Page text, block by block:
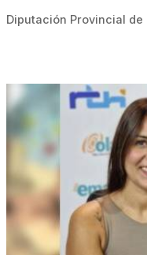
Diputación Provincial de